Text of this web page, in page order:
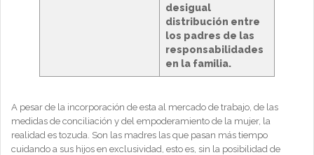
desigual
distribución entre
los padres de las
responsabilidades
en la familia.
A pesar de la incorporación de esta al mercado de trabajo, de las
medidas de conciliación y del empoderamiento de la mujer, la
realidad es tozuda. Son las madres las que pasan más tiempo
cuidando a sus hijos en exclusividad, esto es, sin la posibilidad de